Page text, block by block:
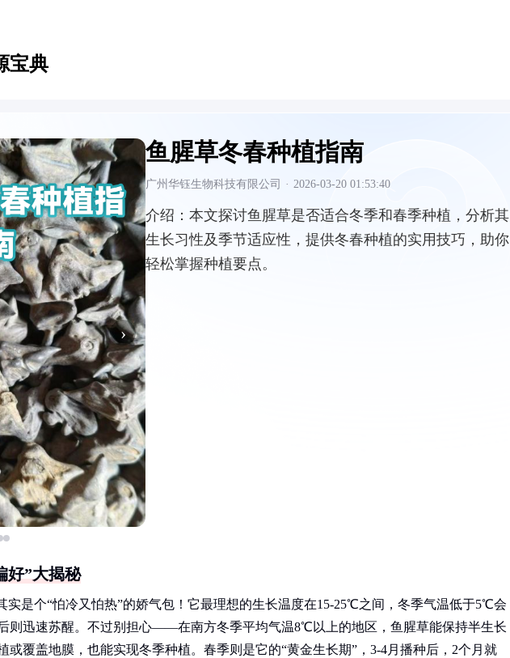
宝典
›
鱼腥草冬春种植指南
广州华钰生物科技有限公司 · 2026-03-20 01:53:40
介绍： 本文探讨鱼腥草是否适合冬季和春季种植，分析其
生长习性及季节适应性，提供冬春种植的实用技巧，助你
轻松掌握种植要点。
好”大揭秘
实是个“怕冷又怕热”的娇气包！它最理想的生长温度在15-25℃之间，冬季气温低于5℃会
则迅速苏醒。不过别担心——在南方冬季平均气温8℃以上的地区，鱼腥草能保持半生长
或覆盖地膜，也能实现冬季种植。春季则是它的“黄金生长期”，3-4月播种后，2个月就